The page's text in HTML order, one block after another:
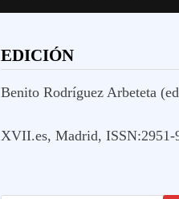
EDICIÓN
Benito Rodríguez Arbeteta
XVII.es, Madrid, ISSN:2951-